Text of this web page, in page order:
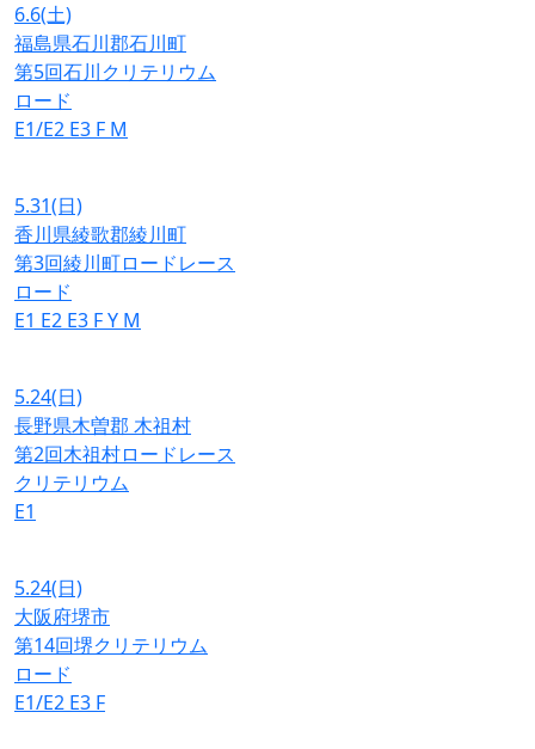
6.6(土)
福島県石川郡石川町
第5回石川クリテリウム
ロード
E1/E2 E3 F M
5.31(日)
香川県綾歌郡綾川町
第3回綾川町ロードレース
ロード
E1 E2 E3 FY M
5.24(日)
長野県木曽郡 木祖村
第2回木祖村ロードレース
クリテリウム
E1
5.24(日)
大阪府堺市
第14回堺クリテリウム
ロード
E1/E2 E3 F